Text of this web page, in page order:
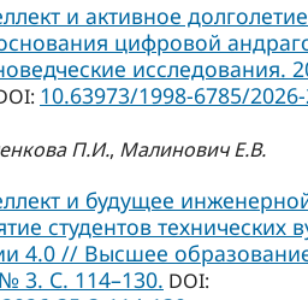
и активное
цифровой
исследования.
10.63973/1998-6785/
П.И., Малинович Е.В.
и будущее
студентов технических
4.0 // Высшее
3. С. 114–130. DOI: